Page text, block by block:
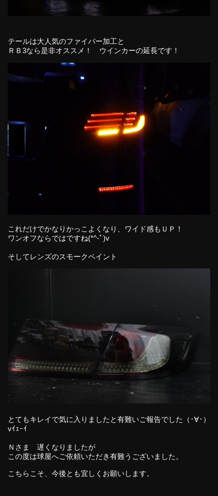
テールは大人気のファイバー加工と
ＲＢ3なら是非オススメ！ ウインカーの延長です！
これだけでかなりかっこよくなり、ワイド感もＵＰ！
ワンオフならではですね(*^-ﾟ)v
そしてレンズのスモークペイント
とてもキレイで気に入りましたと有難いご報告でした（･∀･）
vｲｪｰｲ
Ｎさま 遅くなりましたが
この度は球屋へご依頼いただき有難うございました。
こちらこそ、今後とも宜しくお願いします。